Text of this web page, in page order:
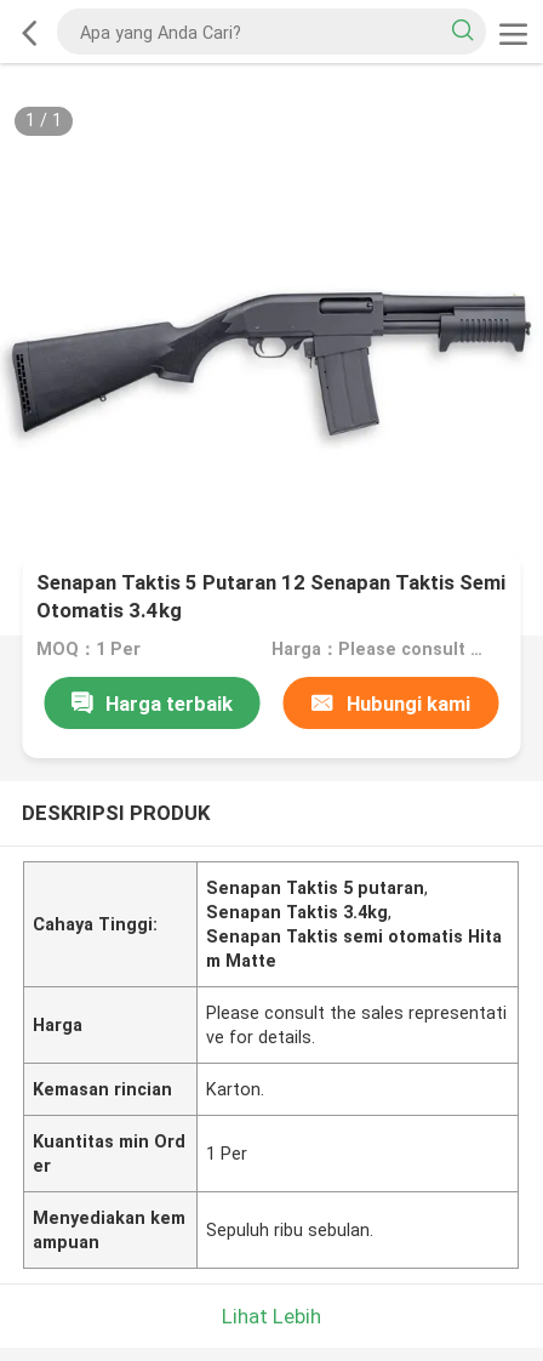
1 / 1
Senapan Taktis 5 Putaran 12 Senapan Taktis Semi
Otomatis 3.4kg
MOQ：1 Per Harga：Please consult the sales representative for details.
Harga terbaik Hubungi kami
DESKRIPSI PRODUK
Cahaya Tinggi:
Senapan Taktis 5 putaran,
Senapan Taktis 3.4kg,
Senapan Taktis semi otomatis Hita
m Matte
Harga
Please consult the sales representati
ve for details.
Kemasan rincian Karton.
Kuantitas min Ord
er
1 Per
Menyediakan kem
ampuan
Sepuluh ribu sebulan.
Lihat Lebih